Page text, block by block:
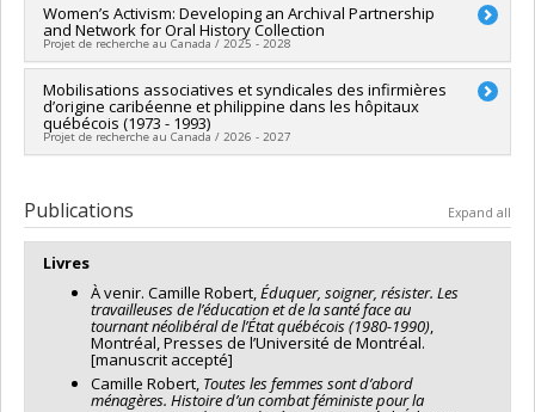
Women’s Activism: Developing an Archival Partnership
and Network for Oral History Collection
Projet de recherche au Canada / 2025 - 2028
Lead researcher :Nancy Janovicek,Pamela Sugiman
Co-researchers : Camille Robert
Funding sources:CRSH/Conseil de recherches en sciences
humaines du Canada
Mobilisations associatives et syndicales des infirmières
d’origine caribéenne et philippine dans les hôpitaux
québécois (1973 - 1993)
Projet de recherche au Canada / 2026 - 2027
Funding sources:
FRQSC/Fonds de recherche du Québec -
Société et culture (FQRSC)
Grant programs:PVXXXXXX-(PHSPZ) Subvention de
démarrage
Publications Expand all
Livres
À venir. Camille Robert,Éduquer, soigner, résister. Les
travailleuses de l’éducation et de la santé face au
tournant néolibéral de l’État québécois (1980-1990),
Montréal, Presses de l’Université de Montréal.
[manuscrit accepté]
Camille Robert, Toutes les femmes sont d’abord
ménagères. Histoire d’un combat féministe pour la